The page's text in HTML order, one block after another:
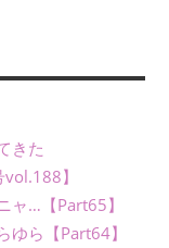
きた
】
ャ…【Part65】
ゆら【Part64】